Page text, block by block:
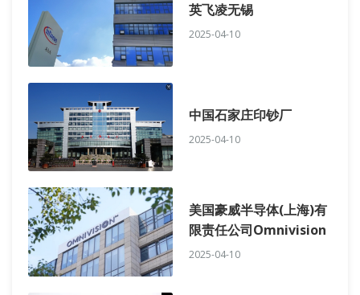
英飞凌无锡
2025-04-10
中国石家庄印钞厂
2025-04-10
美国豪威半导体(上海)有
限责任公司Omnivision
2025-04-10